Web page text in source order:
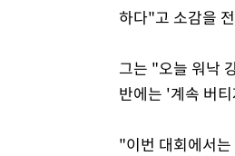
하다"고 소감을
그는 "오늘 워낙
반에는 '계속 버
"이번 대회에서